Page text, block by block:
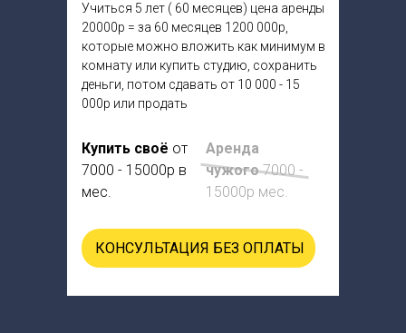
Учиться 5 лет ( 60 месяцев) цена аренды
20000р = за 60 месяцев 1200 000р,
которые можно вложить как минимум в
комнату или купить студию, сохранить
деньги, потом сдавать от 10 000 - 15
000р или продать
Купить своё от
7000 - 15000р в
мес.
Аренда
чужого7000 -
15000р мес.
КОНСУЛЬТАЦИЯ БЕЗ ОПЛАТЫ